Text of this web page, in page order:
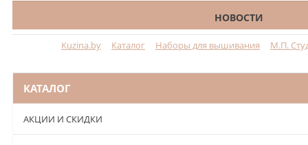
НОВОСТИ
Kuzina.by Каталог Наборы для вышивания М.П.
КАТАЛОГ
АКЦИИ И СКИДКИ